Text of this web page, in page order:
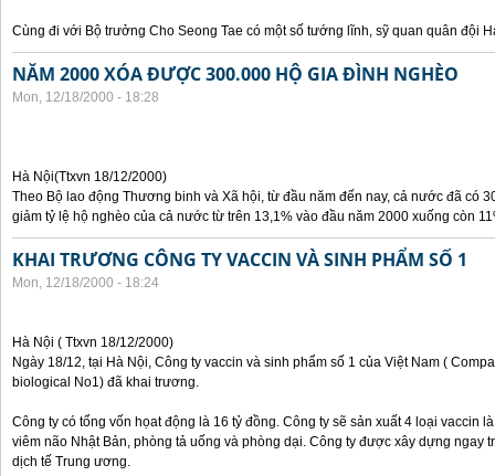
Cùng đi với Bộ trưởng Cho Seong Tae có một số tướng lĩnh, sỹ quan quân đội
NĂM 2000 XÓA ĐƯỢC 300.000 HỘ GIA ĐÌNH NGHÈO
Mon, 12/18/2000 - 18:28
Hà Nội(Ttxvn 18/12/2000)
Theo Bộ lao động Thương binh và Xã hội, từ đầu năm đến nay, cả nước đã có
giảm tỷ lệ hộ nghèo của cả nước từ trên 13,1% vào đầu năm 2000 xuống còn
KHAI TRƯƠNG CÔNG TY VACCIN VÀ SINH PHẨM SỐ 1
Mon, 12/18/2000 - 18:24
Hà Nội ( Ttxvn 18/12/2000)
Ngày 18/12, tại Hà Nội, Công ty vaccin và sinh phẩm số 1 của Việt Nam (
biological No1) đã khai trương.
Công ty có tổng vốn họat động là 16 tỷ đồng. Công ty sẽ sản xuất 4 loại vaccin
viêm não Nhật Bản, phòng tả uống và phòng dại. Công ty được xây dựng ngay
dịch tế Trung ương.